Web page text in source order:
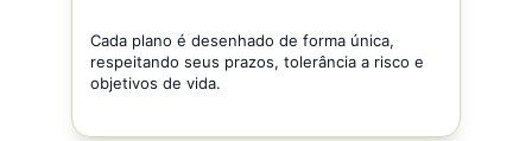
Cada plano é desenhado de forma única,
respeitando seus prazos, tolerância a risco e
objetivos de vida.